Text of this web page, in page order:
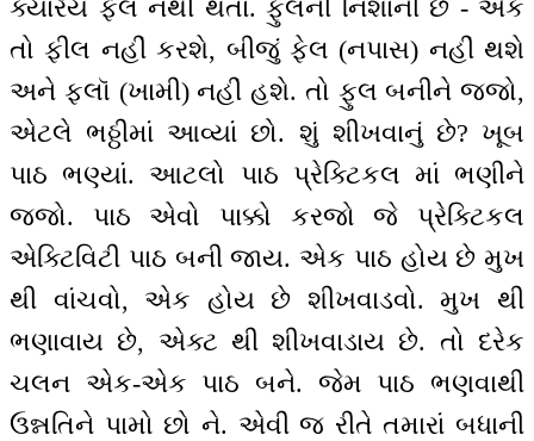
ક્યારેય ફેલ નથી થતાં. ફુલની નિશાની છે - એક
તો ફીલ નહીં કરશે, બીજું ફેલ (નપાસ) નહીં થશે
અને ફ્લૉ (ખામી) નહીં હશે. તો ફુલ બનીને જજો,
એટલે ભઠ્ઠીમાં આવ્યાં છો. શું શીખવાનું છે? ખૂબ
પાઠ ભણ્યાં. આટલો પાઠ પ્રેક્ટિકલ માં ભણીને
જજો. પાઠ એવો પાક્કો કરજો જે પ્રેક્ટિકલ
એક્ટિવિટી પાઠ બની જાય. એક પાઠ હોય છે મુખ
થી વાંચવો, એક હોય છે શીખવાડવો. મુખ થી
ભણાવાય છે, એક્ટ થી શીખવાડાય છે. તો દરેક
ચલન એક-એક પાઠ બને. જેમ પાઠ ભણવાથી
ઉન્નતિને પામો છો ને. એવી જ રીતે તમારાં બધાની